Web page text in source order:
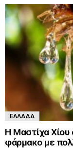
ΕΛΛΆΔΑ
Η Μαστίχα
φάρμακο με